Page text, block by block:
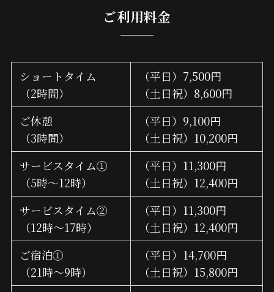
ご利用料金
ショートタイム
（2時間）
（平日）7,500円
（土日祝）8,600円
ご休憩
（3時間）
（平日）9,100円
（土日祝）10,200円
サービスタイム①
（5時～12時）
（平日）11,300円
（土日祝）12,400円
サービスタイム②
（12時～17時）
（平日）11,300円
（土日祝）12,400円
ご宿泊①
（21時～9時）
（平日）14,700円
（土日祝）15,800円